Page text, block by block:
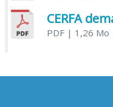
PDF| 1,26 Mo